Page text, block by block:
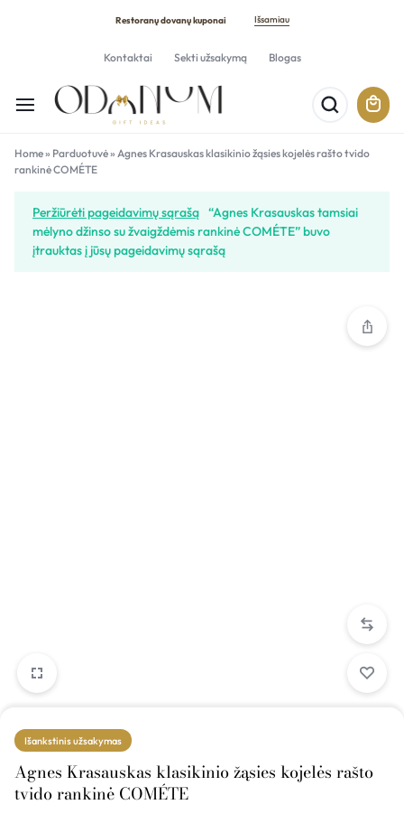
Restoranų dovanų kuponai Išsamiau
Kontaktai Sekti užsakymą Blogas
Home» Parduotuvė» Agnes Krasauskas klasikinio žąsies kojelės rašto tvido
rankinė COMÉTE
Peržiūrėti pageidavimų sąrašą “Agnes Krasauskas tamsiai
mėlyno džinso su žvaigždėmis rankinė COMÉTE” buvo
įtrauktas į jūsų pageidavimų sąrašą
Išankstinis užsakymas
Agnes Krasauskas klasikinio žąsies kojelės rašto
tvido rankinė COMÉTE